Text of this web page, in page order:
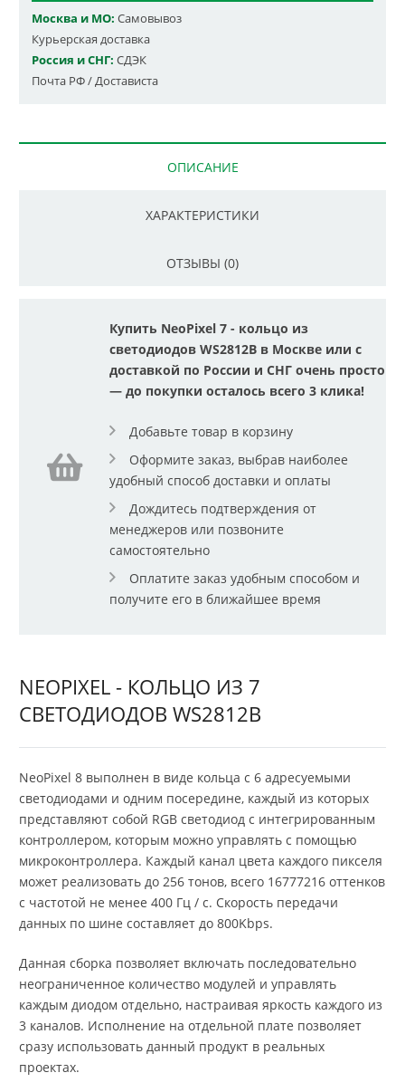
Москва и МО: Самовывоз
Курьерская доставка
Россия и СНГ: СДЭК
Почта РФ / Достависта
ОПИСАНИЕ
ХАРАКТЕРИСТИКИ
ОТЗЫВЫ (0)
Купить NeoPixel 7 - кольцо из
светодиодов WS2812B в Москве или с
доставкой по России и СНГ очень просто
— до покупки осталось всего 3 клика!
Добавьте товар в корзину
Оформите заказ, выбрав наиболее
удобный способ доставки и оплаты
Дождитесь подтверждения от
менеджеров или позвоните
самостоятельно
Оплатите заказ удобным способом и
получите его в ближайшее время
NEOPIXEL - КОЛЬЦО ИЗ 7
СВЕТОДИОДОВ WS2812B
NeoPixel 8 выполнен в виде кольца с 6 адресуемыми
светодиодами и одним посередине, каждый из которых
представляют собой RGB светодиод с интегрированным
контроллером, которым можно управлять с помощью
микроконтроллера. Каждый канал цвета каждого пикселя
может реализовать до 256 тонов, всего 16777216 оттенков
с частотой не менее 400 Гц / с. Скорость передачи
данных по шине составляет до 800Kbps.
Данная сборка позволяет включать последовательно
неограниченное количество модулей и управлять
каждым диодом отдельно, настраивая яркость каждого из
3 каналов. Исполнение на отдельной плате позволяет
сразу использовать данный продукт в реальных
проектах.